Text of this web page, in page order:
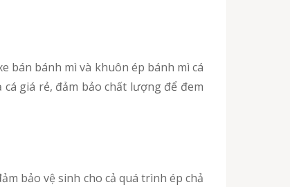
giá rẻ, đảm bảo chất lượng để đem
bảo vệ sinh cho cả quá trình ép chả